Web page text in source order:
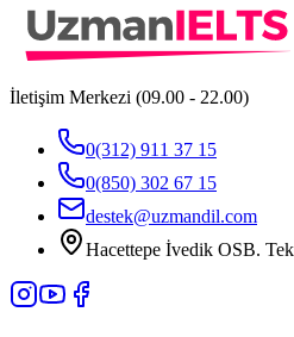
İletişim Merkezi (09.00 - 22.00)
0(312) 911 37 15
0(850) 302 67 15
destek@uzmandil.com
Hacettepe İvedik OSB.